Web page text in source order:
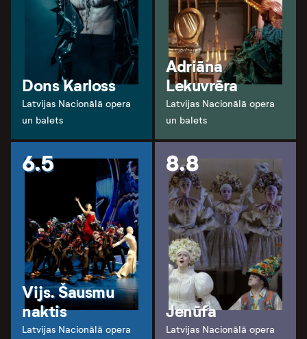
Dons Karloss
Latvijas Nacionālā opera
un balets
Adriāna
Lekuvrēra
Latvijas Nacionālā opera
un balets
6.5
Vijs. Šausmu
naktis
Latvijas Nacionālā opera
8.8
Jenūfa
Latvijas Nacionālā opera